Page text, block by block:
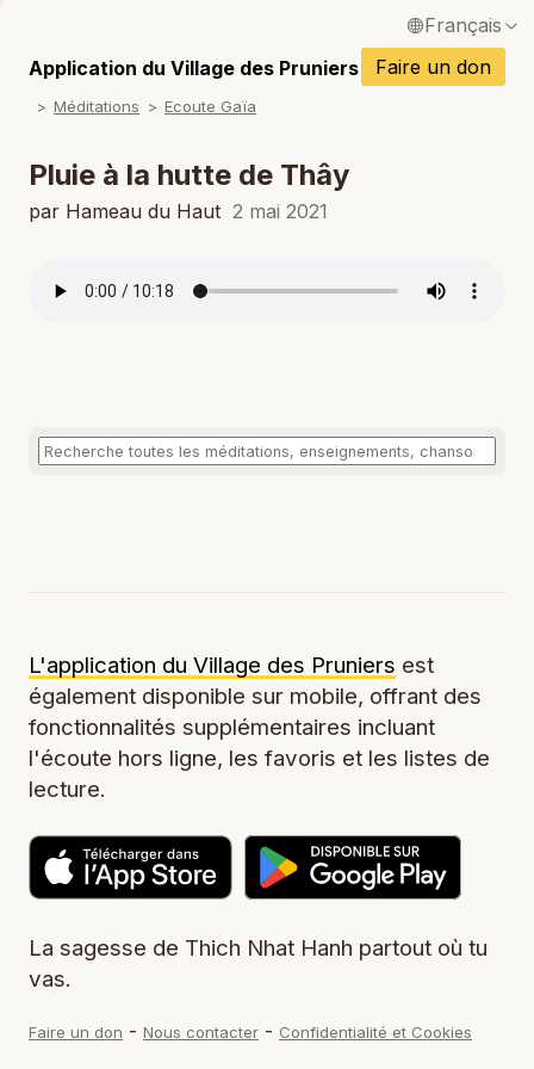
Français
English / Anglais
Deutsch / Allemand
Italiano / Italien
Tiếng Việt / Vietnamien
Application du Village des Pruniers Faire un don
Méditations Ecoute Gaïa
Pluie à la hutte de Thây
par Hameau du Haut 2 mai 2021
L'application du Village des Pruniers est
également disponible sur mobile, offrant des
fonctionnalités supplémentaires incluant
l'écoute hors ligne, les favoris et les listes de
lecture.
La sagesse de Thich Nhat Hanh partout où tu
vas.
Faire un don - Nous contacter - Confidentialité et Cookies